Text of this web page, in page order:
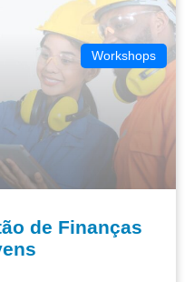
Workshops
de Finanças